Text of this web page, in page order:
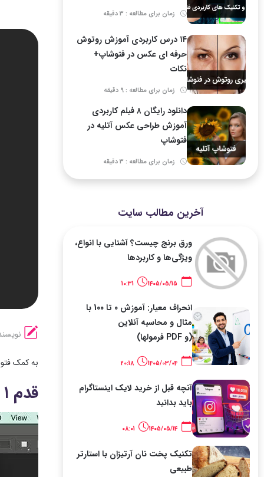
زمان برای مطالعه : 3 دقیقه
۱۴ درس کاربردی آموزش روتوش
حرفه ای عکس در فتوشاپ+
نکات
زمان برای مطالعه : 9 دقیقه
دانلود رایگان ۸ فیلم کاربردی
آموزش طراحی عکس آتلیه در
فتوشاپ
زمان برای مطالعه : 3 دقیقه
آخرین مطالب سایت
ورق برنج چیست؟ آشنایی با انواع،
ویژگی‌ها و کاربردها
10:31
انحراف معیار: آموزش 0 تا 100 با
مثال و محاسبه آنلاین
(و PDF فرمولها)
1405/03/04
20:18
آنچه قبل از خرید لایک اینستاگرام
باید بدانید
1405/05/14
08:01
تکنیک پخت نان آرتیزان با استارتر
طبیعی
به کمک
قدم ۱ ـ انتخاب گزینه Image Processor